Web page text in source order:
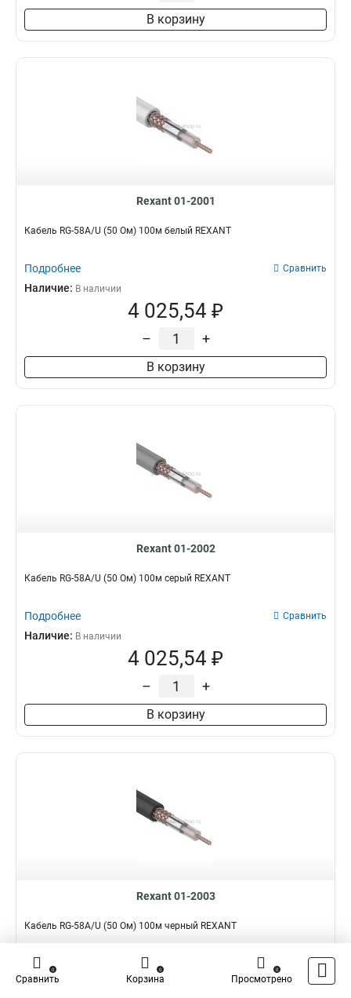
В корзину
Rexant 01-2001
Кабель RG-58A/U (50 Ом) 100м белый REXANT
Подробнее Сравнить
Наличие: В наличии
4 025,54 ₽
– +
В корзину
Rexant 01-2002
Кабель RG-58A/U (50 Ом) 100м серый REXANT
Подробнее Сравнить
Наличие: В наличии
4 025,54 ₽
– +
В корзину
Rexant 01-2003
Кабель RG-58A/U (50 Ом) 100м черный REXANT
Подробнее Сравнить
Наличие:
Сравнить
0
Корзина
0
Просмотрено
0